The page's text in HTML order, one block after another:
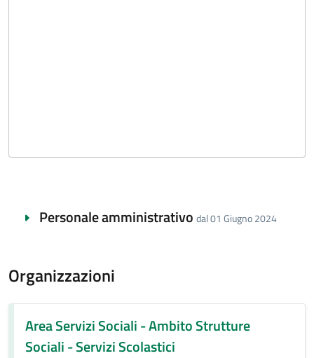
Personale amministrativo dal 01 Giugno 2024
Organizzazioni
Area Servizi Sociali - Ambito Strutture
Sociali - Servizi Scolastici